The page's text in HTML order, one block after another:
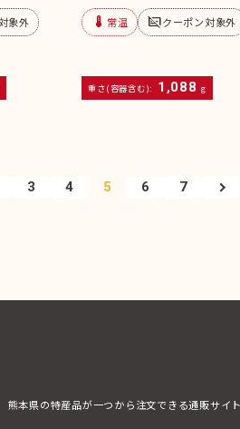
象外 device_thermostat 常温 subtitles_offクーポン対象外
重さ(容器含む): 1,088 g
3 4 5 6 7
熊本県の特産品が一つから注文できる通販サイ